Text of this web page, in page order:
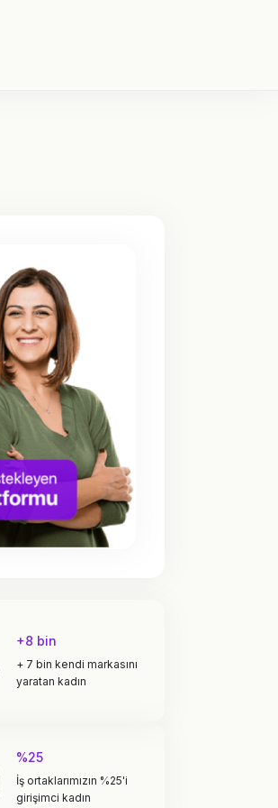
+8 bin
+ 7 bin kendi markasını
yaratan kadın
%25
İş ortaklarımızın %25'i
girişimci kadın